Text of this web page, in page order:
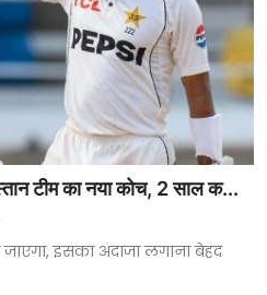
टीम का नया कोच, 2 साल क...
इसका अंदाजा लगाना बेहद